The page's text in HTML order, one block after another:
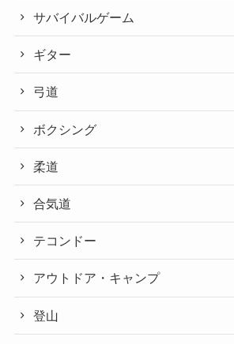
サバイバルゲーム
ギター
弓道
ボクシング
柔道
合気道
テコンドー
アウトドア・キャンプ
登山